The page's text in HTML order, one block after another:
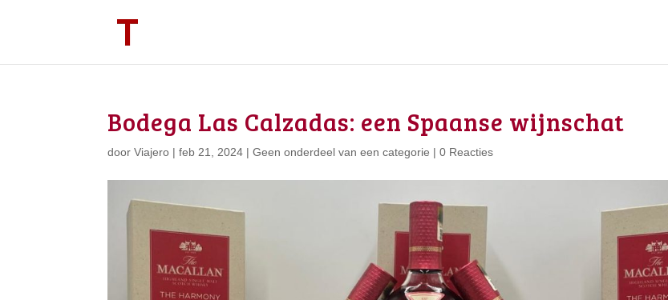
Bodega Las Calzadas: een Spaanse wijnschat
doorViajero |feb 21, 2024 |Geen onderdeel van een categorie |0 Reacties